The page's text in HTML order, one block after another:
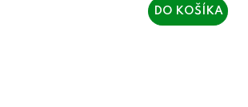
DO KOŠÍKA